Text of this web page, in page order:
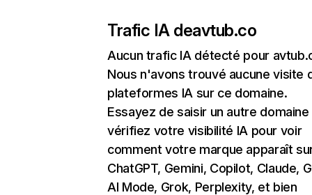
Trafic IA deavtub.co
Aucun trafic IA détecté pour
Nous n'avons trouvé aucune visite
plateformes IA sur ce domaine.
Essayez de saisir un autre domaine
vérifiez votre visibilité IA pour voir
comment votre marque apparaît
ChatGPT, Gemini, Copilot, Claude,
AI Mode, Grok, Perplexity, et bien